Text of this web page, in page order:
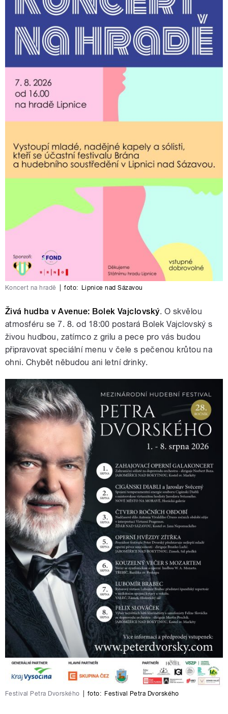
Koncert na hradě foto: Lipnice nad Sázavou
Živá hudba v Avenue: Bolek Vajclovský. O skvělou
atmosféru se 7. 8. od 18:00 postará Bolek Vajclovský s
živou hudbou, zatímco z grilu a pece pro vás budou
připravovat speciální menu v čele s pečenou krůtou na
ohni. Chybět něbudou ani letní drinky.
Festival Petra Dvorského foto: Festival Petra Dvorského